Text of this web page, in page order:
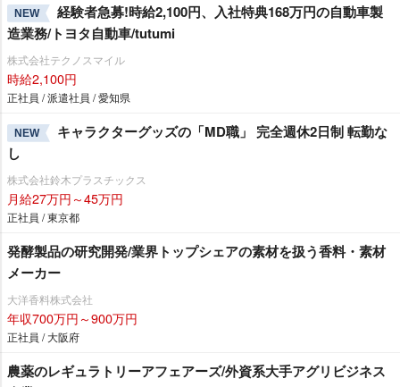
NEW
経験者急募!時給2,100円、入社特典168万円の自動車製
造業務/トヨタ自動車/tutumi
株式会社テクノスマイル
時給2,100円
正社員 / 派遣社員 / 愛知県
NEW
キャラクターグッズの「MD職」 完全週休2日制 転勤な
し
株式会社鈴木プラスチックス
月給27万円～45万円
正社員 / 東京都
発酵製品の研究開発/業界トップシェアの素材を扱う香料・素材
メーカー
大洋香料株式会社
年収700万円～900万円
正社員 / 大阪府
農薬のレギュラトリーアフェアーズ/外資系大手アグリビジネス